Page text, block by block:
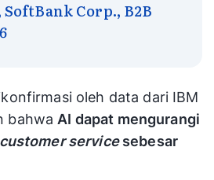
Corp., B2B
oleh data dari IBM
bahwa AI dapat mengurangi
customer servicesebesar